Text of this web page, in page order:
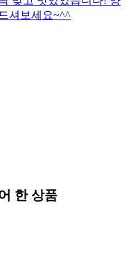
셔보세요~^^
한 상품